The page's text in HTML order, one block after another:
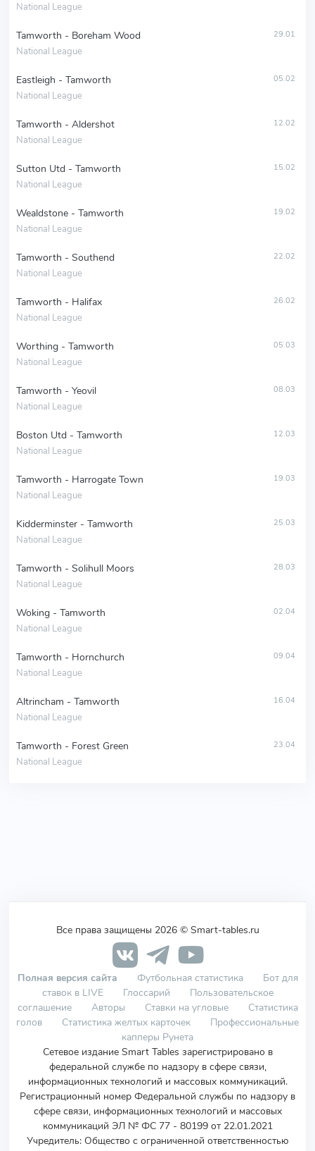
National League
Tamworth - Boreham Wood
National League
29.01
Eastleigh - Tamworth
National League
05.02
Tamworth - Aldershot
National League
12.02
Sutton Utd - Tamworth
National League
15.02
Wealdstone - Tamworth
National League
19.02
Tamworth - Southend
National League
22.02
Tamworth - Halifax
National League
26.02
Worthing - Tamworth
National League
05.03
Tamworth - Yeovil
National League
08.03
Boston Utd - Tamworth
National League
12.03
Tamworth - Harrogate Town
National League
19.03
Kidderminster - Tamworth
National League
25.03
Tamworth - Solihull Moors
National League
28.03
Woking - Tamworth
National League
02.04
Tamworth - Hornchurch
National League
09.04
Altrincham - Tamworth
National League
16.04
Tamworth - Forest Green
National League
23.04
Все права защищены 2026 © Smart-tables.ru
Полная версия сайта Футбольная статистика
Бот для
ставок в LIVE
Глоссарий
Пользовательское
соглашение
Авторы Ставки на угловые
Статистика
голов
Статистика желтых карточек
Профессиональные
капперы Рунета
Сетевое издание Smart Tables зарегистрировано в
федеральной службе по надзору в сфере связи,
информационных технологий и массовых коммуникаций.
Регистрационный номер Федеральной службы по надзору в
сфере связи, информационных технологий и массовых
коммуникаций ЭЛ № ФС 77 - 80199 от 22.01.2021
Учредитель: Общество с ограниченной ответственностью